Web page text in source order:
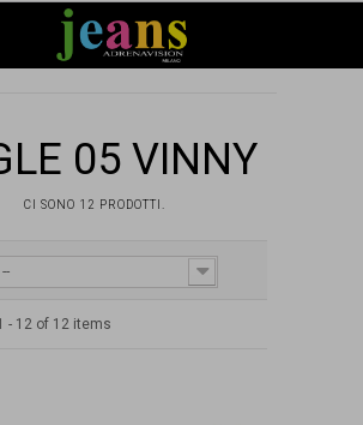
05 VINNY
CI SONO 12 PRODOTTI.
--
- 12 of 12 items